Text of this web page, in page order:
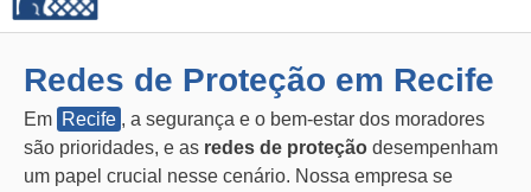
Redes de Proteção em Recife
Em Recife , a segurança e o bem-estar dos moradores
são prioridades, e as redes de proteção desempenham
um papel crucial nesse cenário. Nossa empresa se